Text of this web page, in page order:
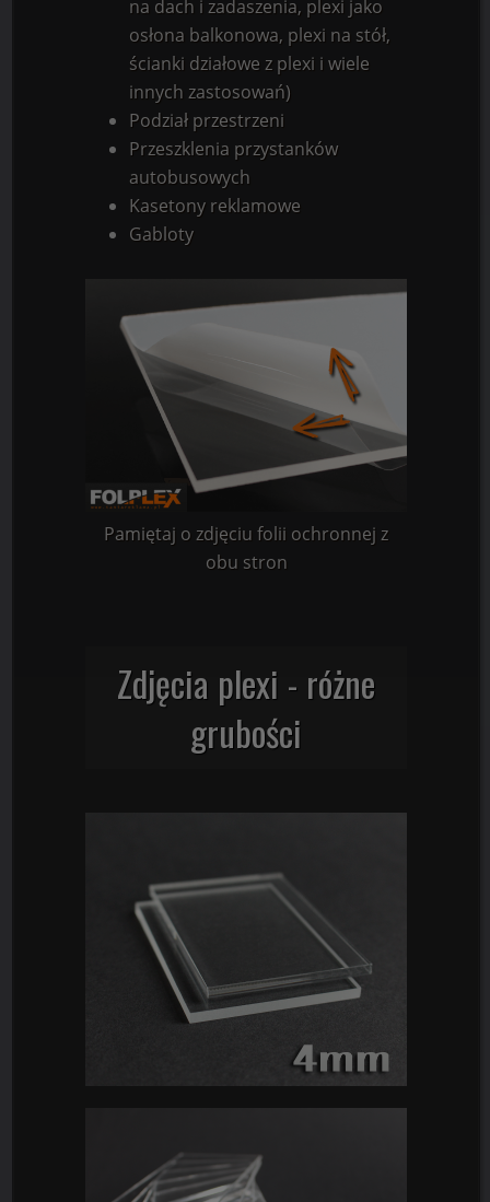
na dach i zadaszenia, plexi jako
osłona balkonowa, plexi na stół,
ścianki działowe z plexi i wiele
innych zastosowań)
Podział przestrzeni
Przeszklenia przystanków
autobusowych
Kasetony reklamowe
Gabloty
Pamiętaj o zdjęciu folii ochronnej z
obu stron
Zdjęcia plexi - różne
grubości